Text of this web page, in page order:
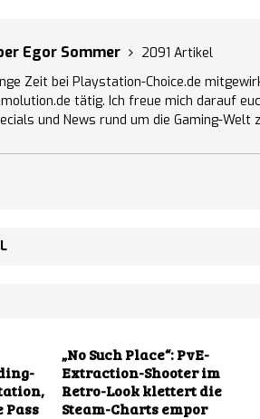
Egor Sommer
2091 Artikel
Zeit bei Playstation-Choice.de
tätig. Ich freue mich darauf
und News rund um die Gaming-Welt
Pass
„No Such Place“: PvE-
Extraction-Shooter im
Retro-Look klettert die
Steam-Charts empor